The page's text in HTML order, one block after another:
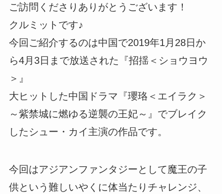
ご訪問くださりありがとうございます！
クルミットです♪
今回ご紹介するのは中国で2019年1月28日か
ら4月3日まで放送された『招揺＜ショウヨウ
＞』
大ヒットした中国ドラマ『瓔珞＜エイラク＞
～紫禁城に燃ゆる逆襲の王妃～』でブレイク
したシュー・カイ主演の作品です。
今回はアジアンファンタジーとして魔王の子
供という難しいやくに体当たりチャレンジ、